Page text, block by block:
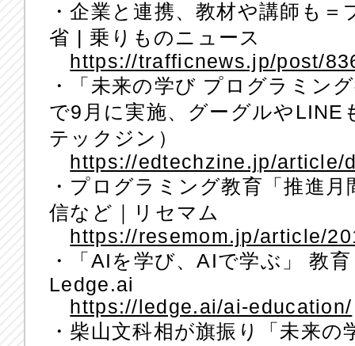
・企業と連携、教材や講師も
省 | 乗りものニュース
https://trafficnews.jp/post/
・「未来の学び プログラミン
で9月に実施、グーグルやLINE
テックジン）
https://edtechzine.jp/article/
・プログラミング教育「推進
信など｜リセマム
https://resemom.jp/article/
・「AIを学び、AIで学ぶ」 教
Ledge.ai
https://ledge.ai/ai-education/
・柴山文科相が旗振り「未来